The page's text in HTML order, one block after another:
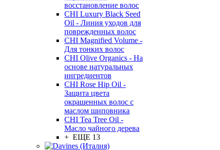
восстановление волос
CHI Luxury Black Seed
Oil - Линия уходов для
поврежденных волос
CHI Magnified Volume -
Для тонких волос
CHI Olive Organics - На
основе натуральных
ингредиентов
CHI Rose Hip Oil -
Защита цвета
окрашенных волос с
маслом шиповника
CHI Tea Tree Oil -
Масло чайного дерева
+ ЕЩЕ 13